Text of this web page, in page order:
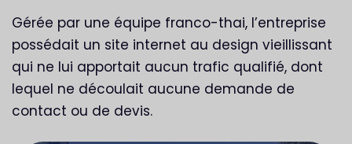
Gérée par une équipe franco-thai, l’entreprise
possédait un site internet au design vieillissant
qui ne lui apportait aucun trafic qualifié, dont
lequel ne découlait aucune demande de
contact ou de devis.